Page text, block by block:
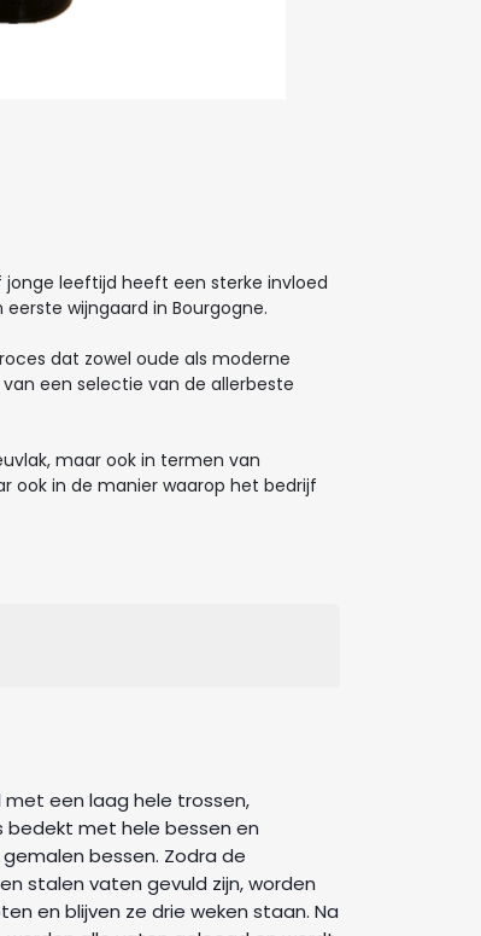
jonge leeftijd heeft een sterke invloed
wijngaard in Bourgogne.
dat zowel oude als moderne
een selectie van de allerbeste
maar ook in termen van
ook in de manier waarop het bedrijf
met een laag hele trossen,
bedekt met hele bessen en
bessen. Zodra de
stalen vaten gevuld zijn, worden
en blijven ze drie weken staan. Na